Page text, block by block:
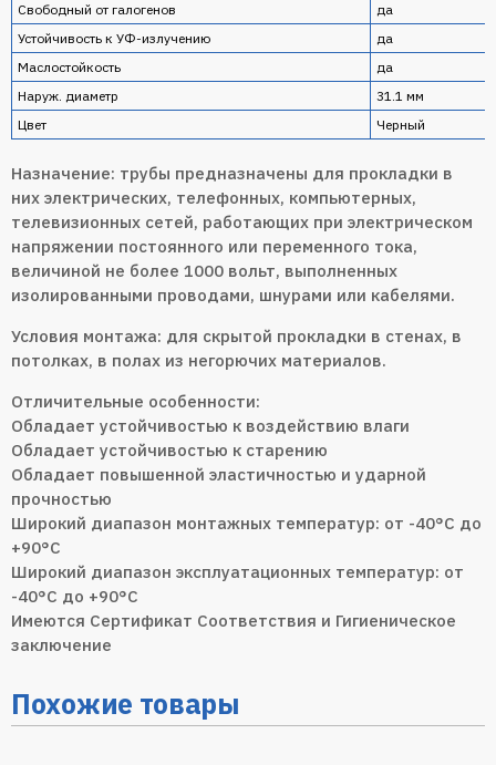
Свободный от галогенов
да
Устойчивость к УФ-излучению
да
Маслостойкость
да
Наруж. диаметр
31.1 мм
Цвет
Черный
Назначение: трубы предназначены для прокладки в
них электрических, телефонных, компьютерных,
телевизионных сетей, работающих при электрическом
напряжении постоянного или переменного тока,
величиной не более 1000 вольт, выполненных
изолированными проводами, шнурами или кабелями.
Условия монтажа: для скрытой прокладки в стенах, в
потолках, в полах из негорючих материалов.
Отличительные особенности:
Обладает устойчивостью к воздействию влаги
Обладает устойчивостью к старению
Обладает повышенной эластичностью и ударной
прочностью
Широкий диапазон монтажных температур: от -40°С до
+90°С
Широкий диапазон эксплуатационных температур: от
-40°С до +90°С
Имеются Сертификат Соответствия и Гигиеническое
заключение
Похожие товары